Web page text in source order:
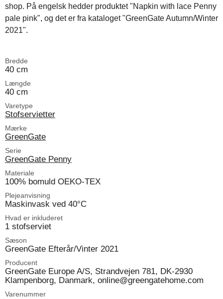
shop. På engelsk hedder produktet "Napkin with lace Penny
pale pink", og det er fra kataloget "GreenGate Autumn/Winter
2021".
Bredde
40 cm
Længde
40 cm
Varetype
Stofservietter
Mærke
GreenGate
Serie
GreenGate Penny
Materiale
100% bomuld OEKO-TEX
Plejeanvisning
Maskinvask ved 40°C
Hvad er inkluderet
1 stofserviet
Sæson
GreenGate Efterår/Vinter 2021
Producent
GreenGate Europe A/S, Strandvejen 781, DK-2930
Klampenborg, Danmark, online@greengatehome.com
Varenummer